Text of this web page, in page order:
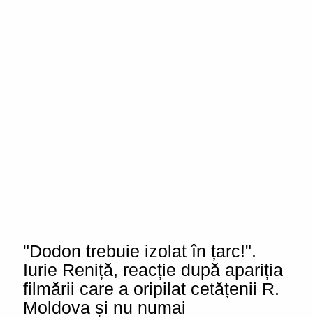
"Dodon trebuie izolat în țarc!".
Iurie Reniță, reacție după apariția
filmării care a oripilat cetățenii R.
Moldova și nu numai